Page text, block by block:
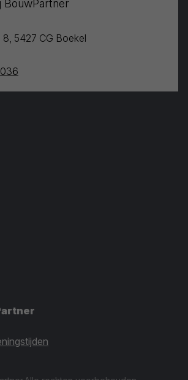
BouwPartner
5427 CG Boekel